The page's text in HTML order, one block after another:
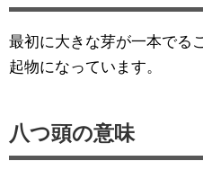
最初に大きな芽が一本でる
起物になっています。
八つ頭の意味